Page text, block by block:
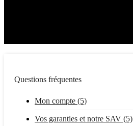
Questions fréquentes
Mon compte (5)
Vos garanties et notre SAV (5)